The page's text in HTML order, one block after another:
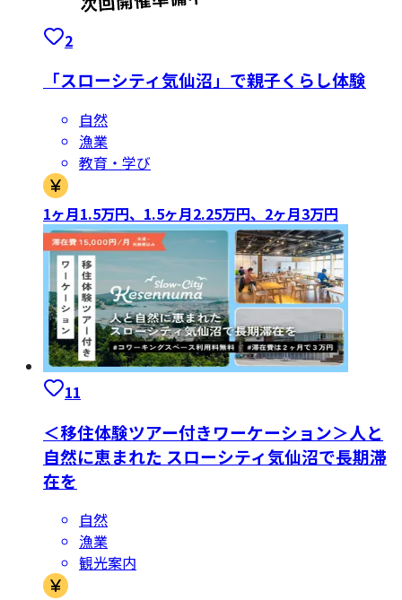
2
「スローシティ気仙沼」で親子くらし体験
自然
漁業
教育・学び
1ヶ月1.5万円、1.5ヶ月2.25万円、2ヶ月3万円
11
＜移住体験ツアー付きワーケーション＞人と
自然に恵まれた スローシティ気仙沼で長期滞
在を
自然
漁業
観光案内